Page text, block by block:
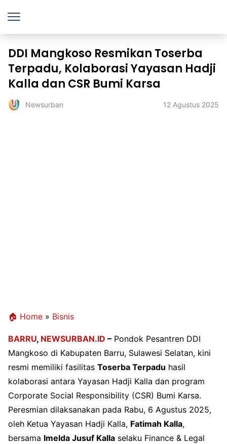
DDI Mangkoso Resmikan Toserba
Terpadu, Kolaborasi Yayasan Hadji
Kalla dan CSR Bumi Karsa
Newsurban 12 Agustus 2025
🏠 Home » Bisnis
BARRU, NEWSURBAN.ID – Pondok Pesantren DDI
Mangkoso di Kabupaten Barru, Sulawesi Selatan, kini
resmi memiliki fasilitas Toserba Terpadu hasil
kolaborasi antara Yayasan Hadji Kalla dan program
Corporate Social Responsibility (CSR) Bumi Karsa.
Peresmian dilaksanakan pada Rabu, 6 Agustus 2025,
oleh Ketua Yayasan Hadji Kalla, Fatimah Kalla,
bersama Imelda Jusuf Kalla selaku Finance & Legal